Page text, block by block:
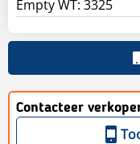
Contacteer